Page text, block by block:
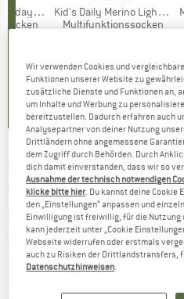
Striped
Artikel
Kid's Daily Merino Light Sock 2-Pack
Produktgruppe
Multifunktionssocken
4,8(4)
HESTRA -Kid's Foss
(0)
Wir verwenden Cookies und
Funktionen unserer Website zu
zusätzliche Dienste und Funktionen an,
um Inhalte und Werbung zu
bereitzustellen. Dadurch erfahren auch
Analysepartner von deiner Nutzung
Drittländern ohne angemessene
dem Zugriff durch Behörden. Durch
dich damit einverstanden, dass wir so
Ausnahme der technisch notwendigen
klicke bitte hier. Du kannst deine Cookie
den „Einstellungen“ anpassen und
Einwilligung ist freiwillig, für die
kann jederzeit unter „Cookie
Webseite widerrufen oder erstmals
auch zu Risiken der Drittlandstransfers,
Datenschutzhinweisen.